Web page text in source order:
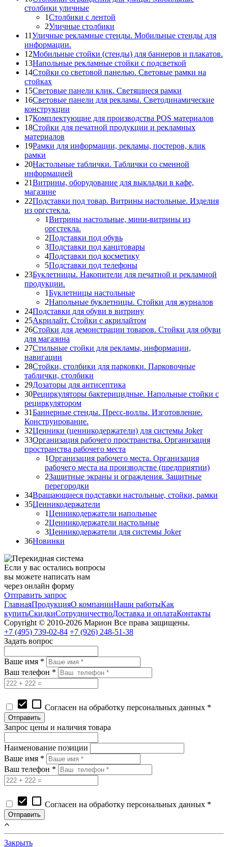
столбики уличные
1Столбики с лентой
2Уличные столбики
11Уличные рекламные стенды. Мобильные стенды для
информации.
12Мобильные стойки (стенды) для баннеров и плакатов.
13Напольные рекламные стойки с подсветкой
14Стойки со световой панелью. Световые рамки на
стойках
15Световые панели клик. Светящиеся рамки
16Световые панели для рекламы. Светодинамические
конструкции
17Комплектующие для производства POS материалов
18Стойки для печатной продукции и рекламных
материалов
19Рамки для информации, рекламы, постеров, клик
рамки
20Настольные таблички. Таблички со сменной
информацией
21Витрины, оборудование для выкладки в кафе,
магазине
22Подставки под товар. Витрины настольные. Изделия
из оргстекла.
1Витрины настольные, мини-витрины из
оргстекла.
2Подставки под обувь
3Подставки под канцтовары
4Подставки под косметику
5Подставки под телефоны
23Буклетницы. Накопители для печатной и рекламной
продукции.
1Буклетницы настольные
2Напольные буклетницы. Стойки для журналов
24Подставки для обуви в витрину
25Акрилайт. Стойки с акрилайтом
26Стойки для демонстрации товаров. Стойки для обуви
для магазина
27Стильные стойки для рекламы, информации,
навигации
28Стойки, столбики для парковки. Парковочные
таблички, столбики
29Дозаторы для антисептика
30Рециркуляторы бактерицидные. Напольные стойки с
рециркулятором
31Баннерные стенды. Пресс-воллы. Изготовление.
Конструирование.
32Ценники (ценникодержатели) для системы Joker
33Организация рабочего пространства. Организация
пространства рабочего места
1Организация рабочего места. Организация
рабочего места на производстве (предприятии)
2Защитные экраны и ограждения. Защитные
перегородки
34Вращающиеся подставки настольные, стойки, рамки
35Ценникодержатели
1Ценникодержатели напольные
2Ценникодержатели настольные
3Ценникодержатели для системы Joker
36Новинки
Если у вас остались вопросы
вы можете написать нам
через онлайн форму
Отправить запрос
ГлавнаяПродукцияО компанииНаши работыКак
купитьСкидкиСотрудничествоДоставка и оплатаКонтакты
Copyright © 2010-2026 Марион Все права защищены.
+7 (495) 739-02-84 +7 (926) 248-51-38
Задать вопрос
Ваше имя *
Ваш телефон *
check_box check_box_outline_blank Согласен на обработку персональных данных *
Запрос цены и наличия товара
Наименование позиции
Ваше имя *
Ваш телефон *
check_box check_box_outline_blank Согласен на обработку персональных данных *
Закрыть